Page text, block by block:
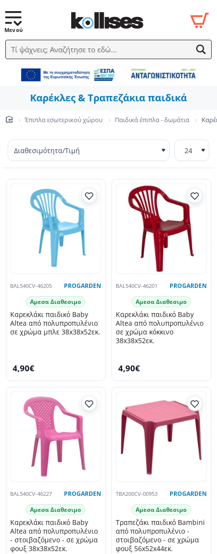
Τί ψάχνεις; Αναζήτησε το εδώ...
Καρέκλες & Τραπεζάκια παιδικά
Έπιπλα εσωτερικού χώρου Παιδικά έπιπλα - δωμάτια
BAL540CV-46205 PROGARDEN
Αμεσα Διαθεσιμο
Καρεκλάκι παιδικό Baby
Altea από πολυπροπυλένιο
σε χρώμα μπλε 38x38x52εκ.
4,90€
BAL540CV-46201 PROGARDEN
Αμεσα Διαθεσιμο
Καρεκλάκι παιδικό Baby
Altea από πολυπροπυλένιο
σε χρώμα κόκκινο
38x38x52εκ.
4,90€
BAL540CV-46227 PROGARDEN
Αμεσα Διαθεσιμο
Καρεκλάκι παιδικό Baby
Altea από πολυπροπυλένιο
- στοιβαζόμενο - σε χρώμα
φουξ 38x38x52εκ.
TBA200CV-00953 PROGARDEN
Αμεσα Διαθεσιμο
Τραπεζάκι παιδικό Bambini
από πολυπροπυλένιο -
στοιβαζόμενο - σε χρώμα
φουξ 56x52x44εκ.